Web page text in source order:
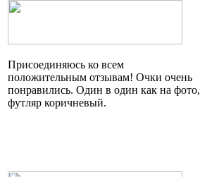
Присоединяюсь ко всем
положительным отзывам! Очки очень
понравились. Один в один как на фото,
футляр коричневый.